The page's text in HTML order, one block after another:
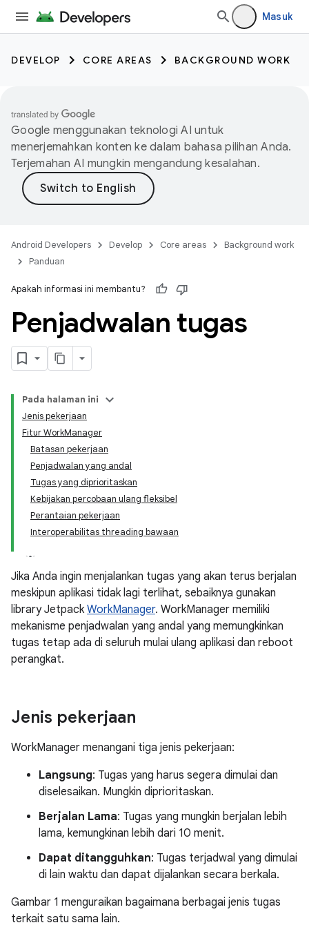
Masuk
DEVELOP CORE AREAS BACKGROUND WORK
Google menggunakan teknologi AI untuk
menerjemahkan konten ke dalam bahasa pilihan Anda.
Terjemahan AI mungkin mengandung kesalahan.
Android Developers Develop Core areas
Background work
Panduan
Apakah informasi ini membantu?
Penjadwalan tugas
Pada halaman ini
Jenis pekerjaan
Fitur WorkManager
Batasan pekerjaan
Penjadwalan yang andal
Tugas yang diprioritaskan
Kebijakan percobaan ulang fleksibel
Perantaian pekerjaan
Interoperabilitas threading bawaan
Jika Anda ingin menjalankan tugas yang akan terus berjalan
meskipun aplikasi tidak lagi terlihat, sebaiknya gunakan
library Jetpack WorkManager. WorkManager memiliki
mekanisme penjadwalan yang andal yang memungkinkan
tugas tetap ada di seluruh mulai ulang aplikasi dan reboot
perangkat.
Jenis pekerjaan
WorkManager menangani tiga jenis pekerjaan:
Langsung: Tugas yang harus segera dimulai dan
diselesaikan. Mungkin diprioritaskan.
Berjalan Lama: Tugas yang mungkin berjalan lebih
lama, kemungkinan lebih dari 10 menit.
Dapat ditangguhkan: Tugas terjadwal yang dimulai
di lain waktu dan dapat dijalankan secara berkala.
Gambar 1 menguraikan bagaimana berbagai jenis tugas
terkait satu sama lain.